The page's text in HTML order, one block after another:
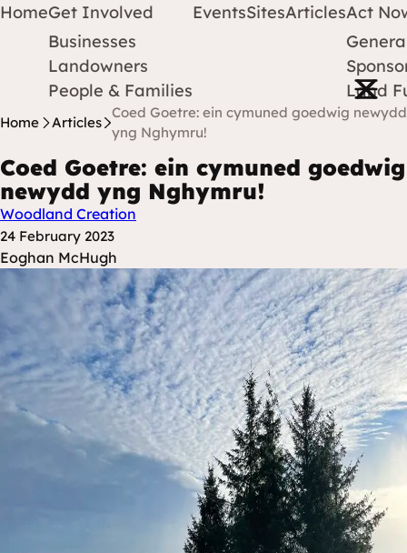
Protect Earth
Skip to content
Open
HomeGet Involved
Businesses
Landowners
People & Families
EventsSitesArticlesAct
Land
Home Articles
Coed Goetre: ein cymuned goedwig newydd
yng Nghymru!
Coed Goetre: ein cymuned goedwig
newydd yng Nghymru!
Woodland Creation
Posted at
24 February 2023
Posted By
Eoghan McHugh